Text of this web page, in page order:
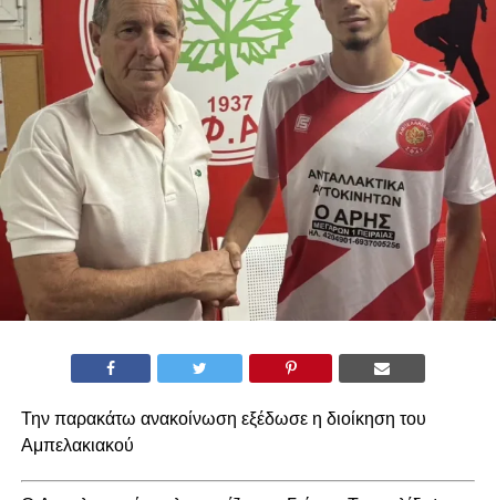
Την παρακάτω ανακοίνωση εξέδωσε η διοίκηση του
Αμπελακιακού